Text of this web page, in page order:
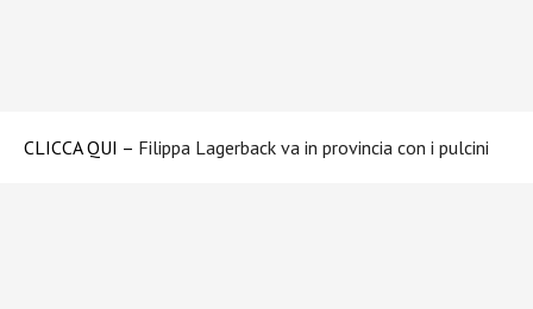
CLICCA QUI – Filippa Lagerback va in provincia con i pulcini